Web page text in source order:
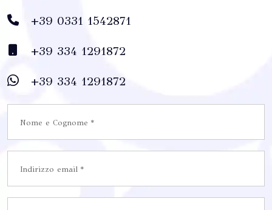
+39 0331 1542871
+39 334 1291872
+39 334 1291872